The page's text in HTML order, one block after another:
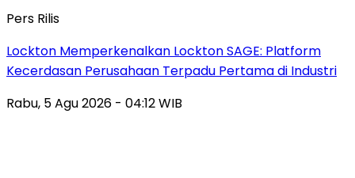
Pers Rilis
Lockton Memperkenalkan Lockton SAGE: Platform
Kecerdasan Perusahaan Terpadu Pertama di Industri
Rabu, 5 Agu 2026 - 04:12 WIB